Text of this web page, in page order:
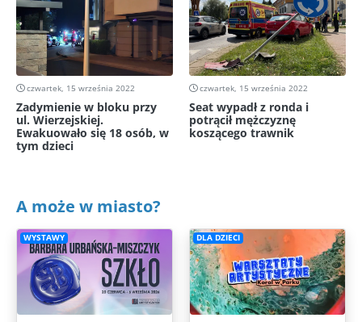
czwartek, 15 września 2022
Zadymienie w bloku przy
ul. Wierzejskiej.
Ewakuowało się 18 osób, w
tym dzieci
czwartek, 15 września 2022
Seat wypadł z ronda i
potrącił mężczyznę
koszącego trawnik
A może w miasto?
WYSTAWY DLA DZIECI